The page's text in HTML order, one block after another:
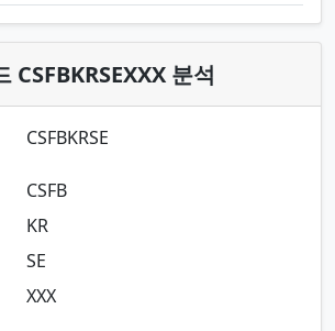
CSFBKRSEXXX 분석
CSFBKRSE
CSFB
KR
SE
XXX